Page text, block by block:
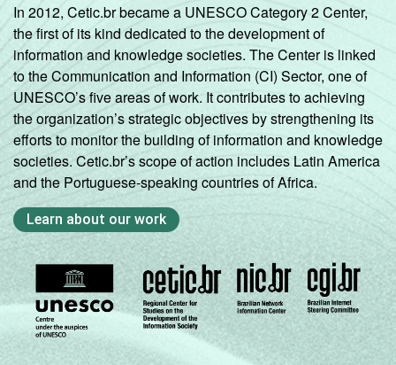
In 2012, Cetic.br became a UNESCO Category 2 Center,
the first of its kind dedicated to the development of
information and knowledge societies. The Center is linked
to the Communication and Information (CI) Sector, one of
UNESCO’s five areas of work. It contributes to achieving
the organization’s strategic objectives by strengthening its
efforts to monitor the building of information and knowledge
societies. Cetic.br’s scope of action includes Latin America
and the Portuguese-speaking countries of Africa.
Learn about our work